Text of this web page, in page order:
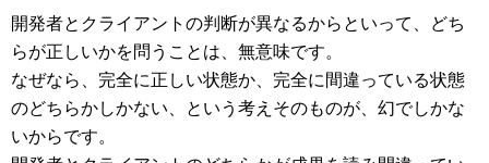
開発者とクライアントの判断が異なるからといって、どち
らが正しいかを問うことは、無意味です。
なぜなら、完全に正しい状態か、完全に間違っている状態
のどちらかしかない、という考えそのものが、幻でしかな
いからです。